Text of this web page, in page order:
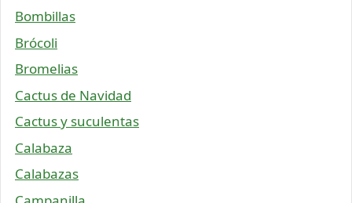
Bombillas
Brócoli
Bromelias
Cactus de Navidad
Cactus y suculentas
Calabaza
Calabazas